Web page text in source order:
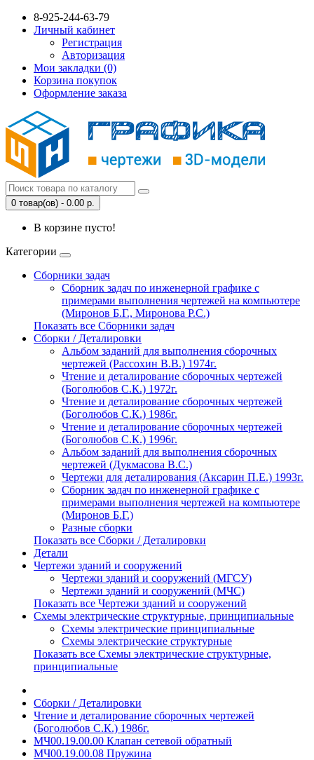
8-925-244-63-79
Личный кабинет
Регистрация
Авторизация
Мои закладки (0)
Корзина покупок
Оформление заказа
0 товар(ов) - 0.00 р.
В корзине пусто!
Категории
Сборники задач
Сборник задач по инженерной графике с
примерами выполнения чертежей на компьютере
(Миронов Б.Г., Миронова Р.С.)
Показать все Сборники задач
Сборки / Деталировки
Альбом заданий для выполнения сборочных
чертежей (Рассохин В.В.) 1974г.
Чтение и деталирование сборочных чертежей
(Боголюбов С.К.) 1972г.
Чтение и деталирование сборочных чертежей
(Боголюбов С.К.) 1986г.
Чтение и деталирование сборочных чертежей
(Боголюбов С.К.) 1996г.
Альбом заданий для выполнения сборочных
чертежей (Дукмасова В.С.)
Чертежи для деталирования (Аксарин П.Е.) 1993г.
Сборник задач по инженерной графике с
примерами выполнения чертежей на компьютере
(Миронов Б.Г.)
Разные сборки
Показать все Сборки / Деталировки
Детали
Чертежи зданий и сооружений
Чертежи зданий и сооружений (МГСУ)
Чертежи зданий и сооружений (МЧС)
Показать все Чертежи зданий и сооружений
Схемы электрические структурные, принципиальные
Схемы электрические принципиальные
Схемы электрические структурные
Показать все Схемы электрические структурные,
принципиальные
Сборки / Деталировки
Чтение и деталирование сборочных чертежей
(Боголюбов С.К.) 1986г.
МЧ00.19.00.00 Клапан сетевой обратный
МЧ00.19.00.08 Пружина